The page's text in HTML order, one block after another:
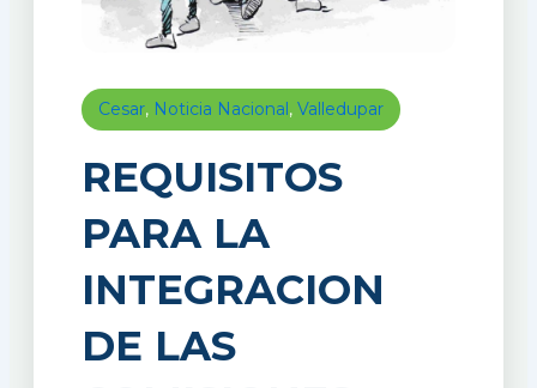
Cesar, Noticia Nacional, Valledupar
REQUISITOS
PARA LA
INTEGRACION
DE LAS